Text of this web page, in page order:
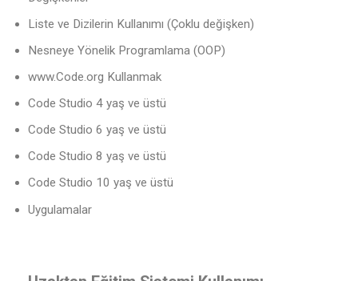
Liste ve Dizilerin Kullanımı (Çoklu değişken)
Nesneye Yönelik Programlama (OOP)
www.Code.org Kullanmak
Code Studio 4 yaş ve üstü
Code Studio 6 yaş ve üstü
Code Studio 8 yaş ve üstü
Code Studio 10 yaş ve üstü
Uygulamalar